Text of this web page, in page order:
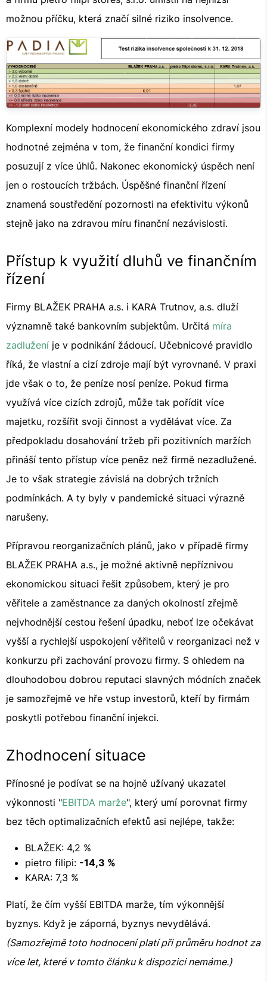
možnou příčku, která značí silné riziko insolvence.
Komplexní modely hodnocení ekonomického zdraví jsou
hodnotné zejména v tom, že finanční kondici firmy
posuzují z více úhlů. Nakonec ekonomický úspěch není
jen o rostoucích tržbách. Úspěšné finanční řízení
znamená soustředění pozornosti na efektivitu výkonů
stejně jako na zdravou míru finanční nezávislosti.
Přístup k využití dluhů ve finančním
řízení
Firmy BLAŽEK PRAHA a.s. i KARA Trutnov, a.s. dluží
významně také bankovním subjektům. Určitá míra
zadlužení je v podnikání žádoucí. Učebnicové pravidlo
říká, že vlastní a cizí zdroje mají být vyrovnané. V praxi
jde však o to, že peníze nosí peníze. Pokud firma
využívá více cizích zdrojů, může tak pořídit více
majetku, rozšířit svoji činnost a vydělávat více. Za
předpokladu dosahování tržeb při pozitivních maržích
přináší tento přístup více peněz než firmě nezadlužené.
Je to však strategie závislá na dobrých tržních
podmínkách. A ty byly v pandemické situaci výrazně
narušeny.
Přípravou reorganizačních plánů, jako v případě firmy
BLAŽEK PRAHA a.s., je možné aktivně nepříznivou
ekonomickou situaci řešit způsobem, který je pro
věřitele a zaměstnance za daných okolností zřejmě
nejvhodnější cestou řešení úpadku, neboť lze očekávat
vyšší a rychlejší uspokojení věřitelů v reorganizaci než v
konkurzu při zachování provozu firmy. S ohledem na
dlouhodobou dobrou reputaci slavných módních značek
je samozřejmě ve hře vstup investorů, kteří by firmám
poskytli potřebou finanční injekci.
Zhodnocení situace
Přínosné je podívat se na hojně užívaný ukazatel
výkonnosti "EBITDA marže", který umí porovnat firmy
bez těch optimalizačních efektů asi nejlépe, takže:
BLAŽEK: 4,2 %
pietro filipi: -14,3 %
KARA: 7,3 %
Platí, že čím vyšší EBITDA marže, tím výkonnější
byznys. Když je záporná, byznys nevydělává.
(Samozřejmě toto hodnocení platí při průměru hodnot za
více let, které v tomto článku k dispozici nemáme.)